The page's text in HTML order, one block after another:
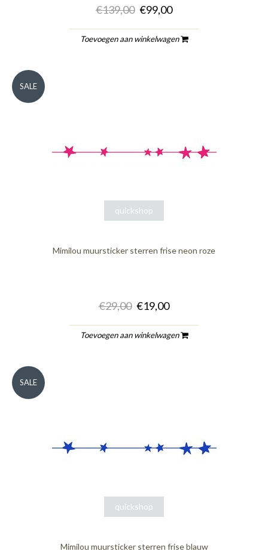
€139,00 €99,00
Toevoegen aan winkelwagen
quickshop
SALE
Mimilou muursticker sterren frise neon roze
€29,00 €19,00
Toevoegen aan winkelwagen
quickshop
SALE
Mimilou muursticker sterren frise blauw